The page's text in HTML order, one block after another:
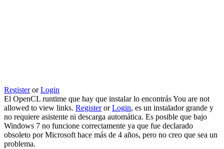
RegisterorLogin
El OpenCL runtime que hay que instalar lo encontrás You are not
allowed to view links. RegisterorLogin, es un instalador grande y
no requiere asistente ni descarga automática. Es posible que bajo
Windows 7 no funcione correctamente ya que fue declarado
obsoleto por Microsoft hace más de 4 años, pero no creo que sea un
problema.